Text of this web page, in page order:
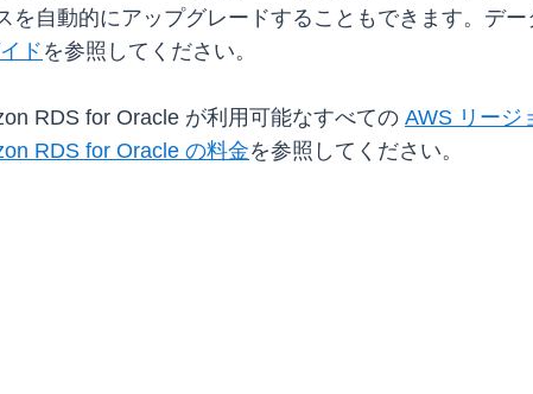
を自動的にアップグレードすることもできます。デ
ド を参照してください。
RDS for Oracle が利用可能なすべての AWS リージ
RDS for Oracle の料金を参照してください。